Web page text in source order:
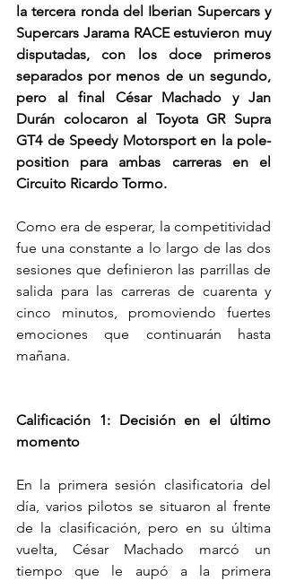
la tercera ronda del Iberian Supercars y
Supercars Jarama RACE estuvieron muy
disputadas, con los doce primeros
separados por menos de un segundo,
pero al final César Machado y Jan
Durán colocaron al Toyota GR Supra
GT4 de Speedy Motorsport en la pole-
position para ambas carreras en el
Circuito Ricardo Tormo.
Como era de esperar, la competitividad
fue una constante a lo largo de las dos
sesiones que definieron las parrillas de
salida para las carreras de cuarenta y
cinco minutos, promoviendo fuertes
emociones que continuarán hasta
mañana.
Calificación 1: Decisión en el último
momento
En la primera sesión clasificatoria del
día, varios pilotos se situaron al frente
de la clasificación, pero en su última
vuelta, César Machado marcó un
tiempo que le aupó a la primera